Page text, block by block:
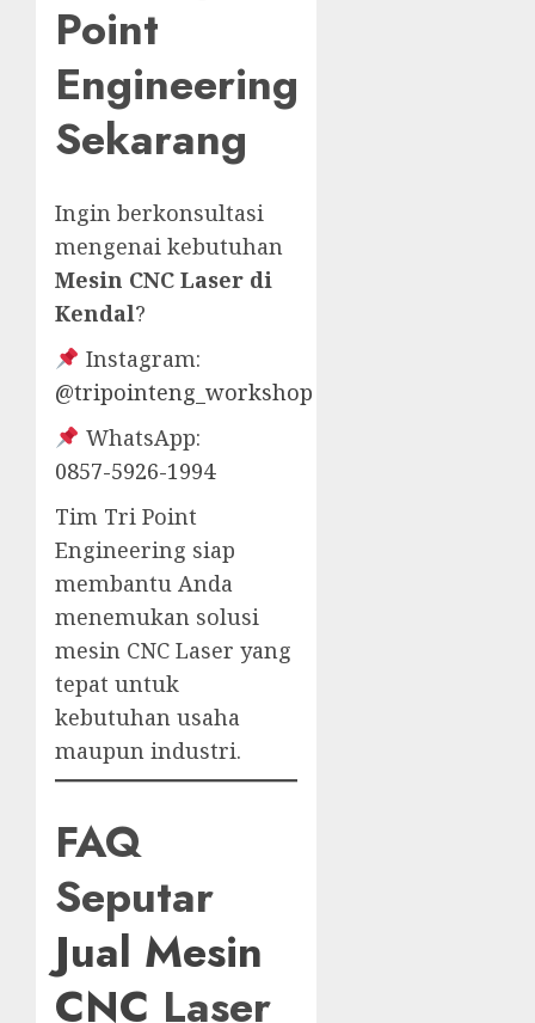
Point
Engineering
Sekarang
Ingin berkonsultasi
mengenai kebutuhan
Mesin CNC Laser di
Kendal?
Instagram:
@tripointeng_workshop
WhatsApp:
0857-5926-1994
Tim Tri Point
Engineering siap
membantu Anda
menemukan solusi
mesin CNC Laser yang
tepat untuk
kebutuhan usaha
maupun industri.
FAQ
Seputar
Jual Mesin
CNC Laser